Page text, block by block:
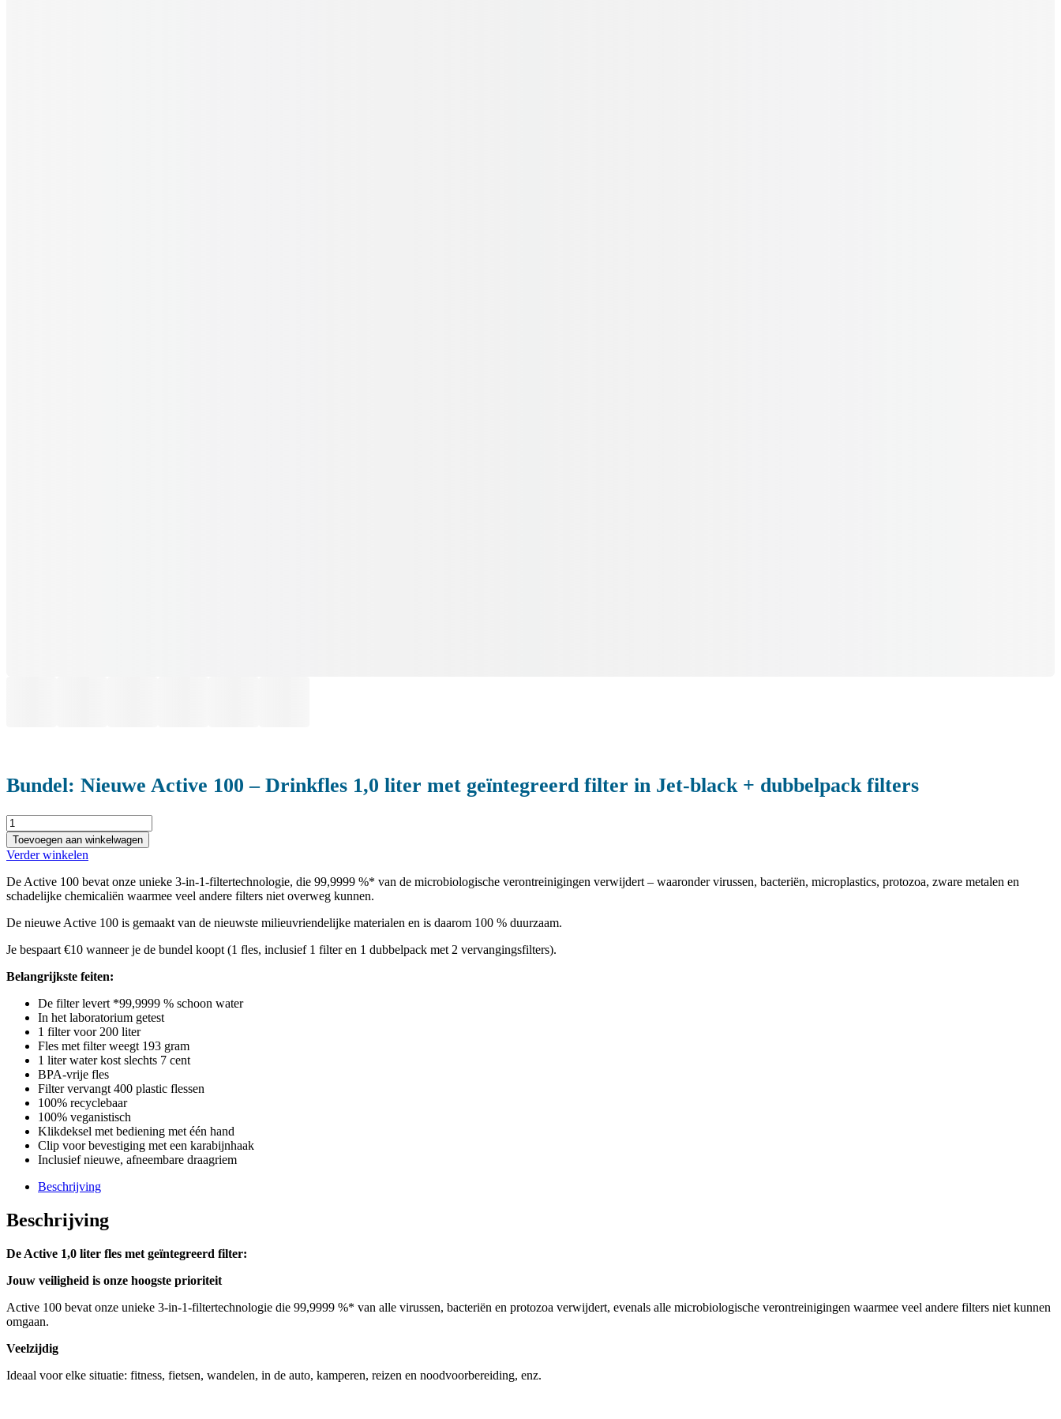
Bundel: Nieuwe Active 100 – Drinkfles 1,0 liter met geïntegreerd filter in Jet-black + dubbelpack filters
Bundle:
Neue
Active
100
-
Trinkflasche
Liter
integriertem
in
black
Doppelpack
Filter
aantal
Toevoegen aan winkelwagen
Verder winkelen
De Active 100 bevat onze unieke 3-in-1-filtertechnologie, die 99,9999 %* van de microbiologische verontreinigingen verwijdert – waaronder virussen, bacteriën, microplastics, protozoa, zware metalen en
schadelijke chemicaliën waarmee veel andere filters niet overweg kunnen.
De nieuwe Active 100 is gemaakt van de nieuwste milieuvriendelijke materialen en is daarom 100 % duurzaam.
Je bespaart €10 wanneer je de bundel koopt (1 fles, inclusief 1 filter en 1 dubbelpack met 2 vervangingsfilters).
Belangrijkste feiten:
De filter levert *99,9999 % schoon water
In het laboratorium getest
1 filter voor 200 liter
Fles met filter weegt 193 gram
1 liter water kost slechts 7 cent
BPA-vrije fles
Filter vervangt 400 plastic flessen
100% recyclebaar
100% veganistisch
Klikdeksel met bediening met één hand
Clip voor bevestiging met een karabijnhaak
Inclusief nieuwe, afneembare draagriem
Beschrijving
Beschrijving
De Active 1,0 liter fles met geïntegreerd filter:
Jouw veiligheid is onze hoogste prioriteit
Active 100 bevat onze unieke 3-in-1-filtertechnologie die 99,9999 %* van alle virussen, bacteriën en protozoa verwijdert, evenals alle microbiologische verontreinigingen waarmee veel andere filters niet kunnen
omgaan.
Veelzijdig
Ideaal voor elke situatie: fitness, fietsen, wandelen, in de auto, kamperen, reizen en noodvoorbereiding, enz.